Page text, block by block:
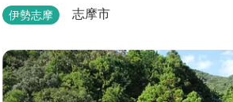
伊勢志摩 志摩市